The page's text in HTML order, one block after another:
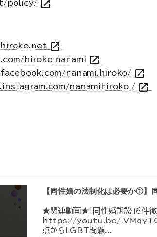
policy/ open_in_new
open_in_new
hiroko_nanami open_in_new
nanami.hiroko/ open_in_new
nanamihiroko_/ open_in_new
【同性婚の法制化は必要か①】
★関連動画★「同性婚訴訟」6件
https://youtu.be/
点からLGBT問題...